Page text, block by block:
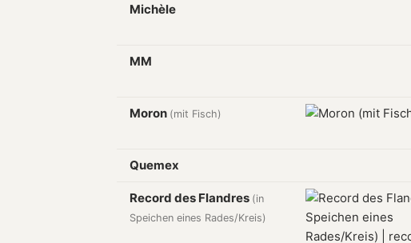
Michèle
MM
Moron (mit Fisch)
Quemex
Record des Flandres (in
Speichen eines Rades/Kreis)